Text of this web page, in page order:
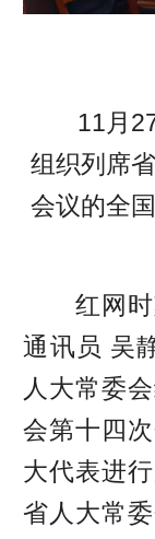
11月27
组织列席
会议的全
红网时
通讯员 吴
人大常委
会第十四
大代表进
省人大常